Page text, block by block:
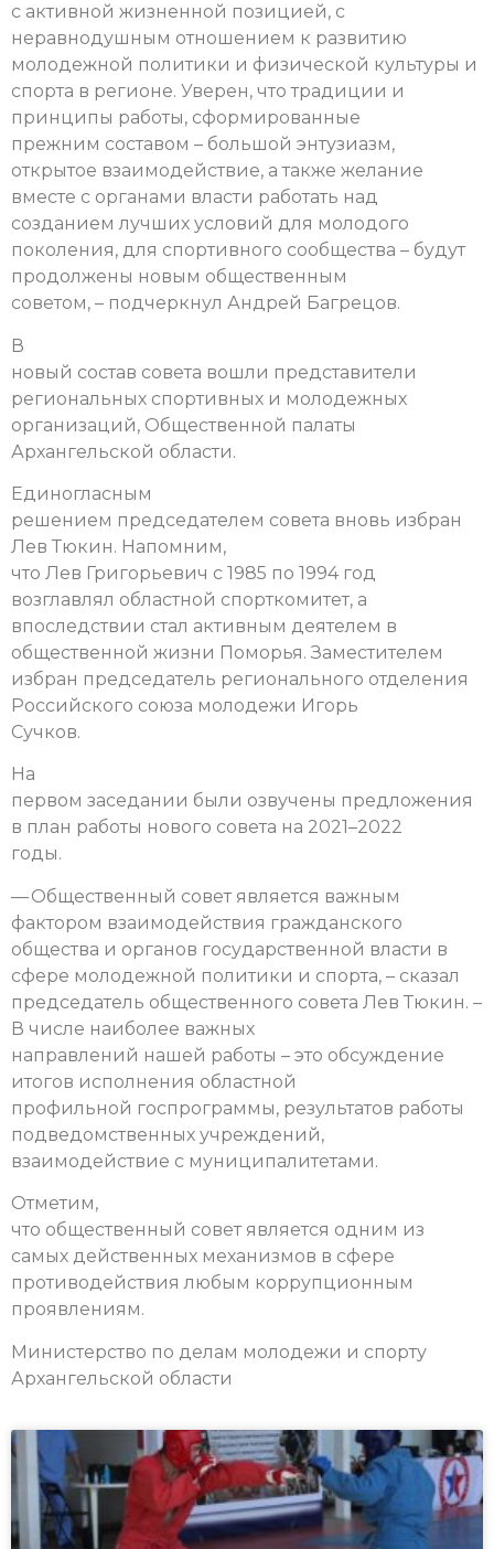
с активной жизненной позицией, с
неравнодушным отношением к развитию
молодежной политики и физической культуры и
спорта в регионе. Уверен, что традиции и
принципы работы, сформированные
прежним составом – большой энтузиазм,
открытое взаимодействие, а также желание
вместе с органами власти работать над
созданием лучших условий для молодого
поколения, для спортивного сообщества – будут
продолжены новым общественным
советом, – подчеркнул Андрей Багрецов.
В
новый состав совета вошли представители
региональных спортивных и молодежных
организаций, Общественной палаты
Архангельской области.
Единогласным
решением председателем совета вновь избран
Лев Тюкин. Напомним,
что Лев Григорьевич с 1985 по 1994 год
возглавлял областной спорткомитет, а
впоследствии стал активным деятелем в
общественной жизни Поморья.Заместителем
избран председатель регионального отделения
Российского союза молодежи Игорь
Сучков.
На
первом заседании были озвучены предложения
в план работы нового совета на 2021–2022
годы.
— Общественный совет является важным
фактором взаимодействия гражданского
общества и органов государственной власти в
сфере молодежной политики и спорта, – сказал
председатель общественного совета Лев Тюкин. –
В числе наиболее важных
направлений нашей работы – это обсуждение
итогов исполнения областной
профильной госпрограммы, результатов работы
подведомственных учреждений,
взаимодействие с муниципалитетами.
Отметим,
что общественный совет является одним из
самых действенных механизмов в сфере
противодействия любым коррупционным
проявлениям.
Министерство по делам молодежи и спорту
Архангельской области